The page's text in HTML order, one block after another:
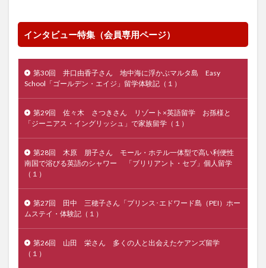
インタビュー特集（会員専用ページ）
第30回 井口由香子さん 地中海に浮かぶマルタ島 Easy
School「ゴールデン・エイジ」留学体験記（１）
第29回 佐々木 さつきさん リゾート×英語留学 お孫様と
「ジーニアス・イングリッシュ」で家族留学（１）
第28回 木原 朋子さん モール・ホテル一体型で高い利便性
南国で浴びる英語のシャワー 「ブリリアント・セブ」個人留学
（１）
第27回 田中 三穂子さん「プリンス･エドワード島（PEI）ホー
ムステイ・体験記（１）
第26回 山田 栄さん 多くの人と出会えたケアンズ留学
（１）